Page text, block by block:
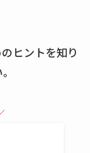
どこで売っ
ど通販の販
ヒントを知り